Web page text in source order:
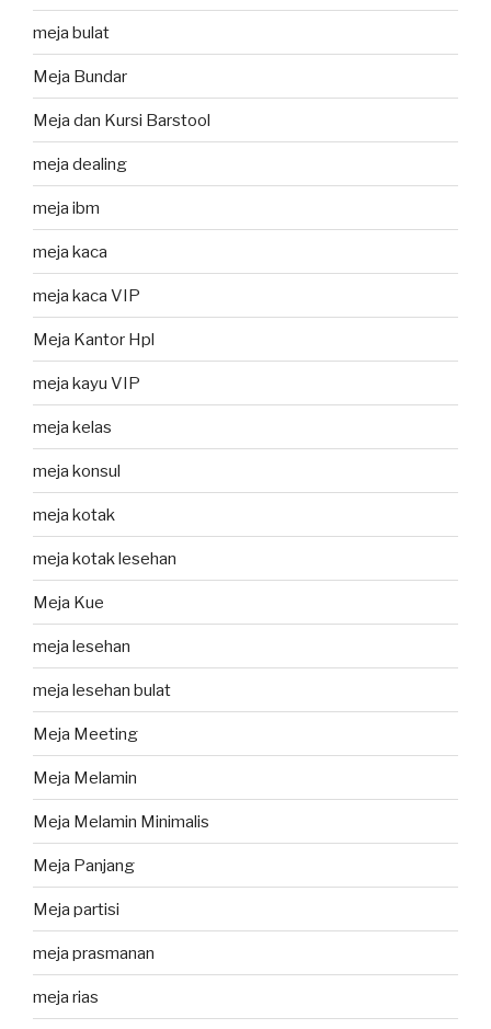
meja bulat
Meja Bundar
Meja dan Kursi Barstool
meja dealing
meja ibm
meja kaca
meja kaca VIP
Meja Kantor Hpl
meja kayu VIP
meja kelas
meja konsul
meja kotak
meja kotak lesehan
Meja Kue
meja lesehan
meja lesehan bulat
Meja Meeting
Meja Melamin
Meja Melamin Minimalis
Meja Panjang
Meja partisi
meja prasmanan
meja rias